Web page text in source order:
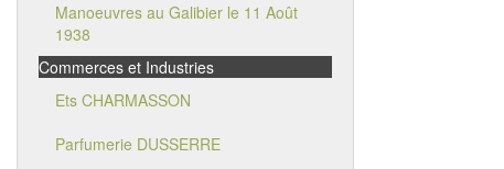
Manoeuvres au Galibier le 11 Août
1938
Commerces et Industries
Ets CHARMASSON
Parfumerie DUSSERRE